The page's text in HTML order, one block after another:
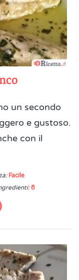
un secondo
e gustoso.
con il
Facile
8